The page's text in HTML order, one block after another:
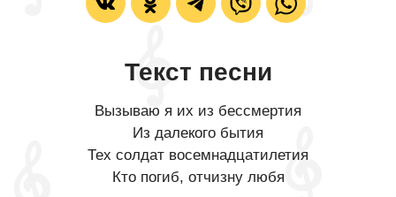
Текст песни
Вызываю я их из бессмертия
Из далекого бытия
Тех солдат восемнадцатилетия
Кто погиб, отчизну любя